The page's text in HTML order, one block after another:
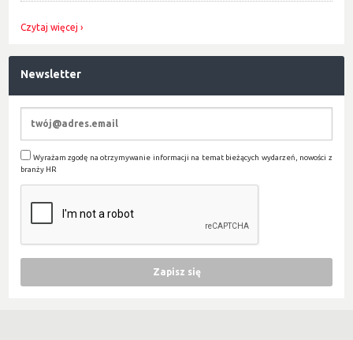
Czytaj więcej
Newsletter
Wyrażam zgodę na otrzymywanie informacji na temat bieżących wydarzeń, nowości z
branży HR